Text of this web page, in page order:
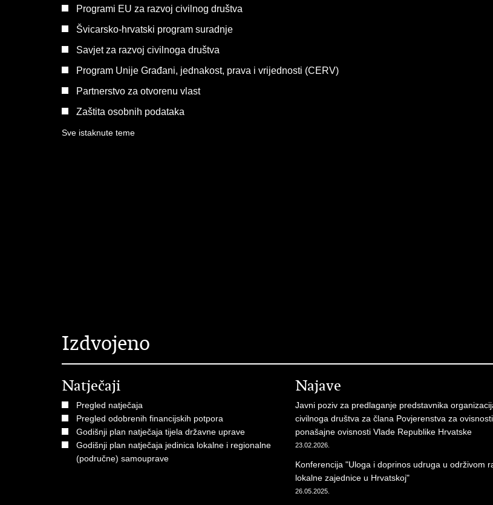
Programi EU za razvoj civilnog društva
Švicarsko-hrvatski program suradnje
Savjet za razvoj civilnoga društva
Program Unije Građani, jednakost, prava i vrijednosti (CERV)
Partnerstvo za otvorenu vlast
Zaštita osobnih podataka
Sve istaknute teme
Izdvojeno
Natječaji
Pregled natječaja
Pregled odobrenih financijskih potpora
Godišnji plan natječaja tijela državne uprave
Godišnji plan natječaja jedinica lokalne i regionalne
(područne) samouprave
Najave
Javni poziv za predlaganje predstavnika
civilnoga društva za člana Povjerenstva za
ponašajne ovisnosti Vlade Republike Hrvatske
23.02.2026.
Konferencija "Uloga i doprinos udruga u održivom
lokalne zajednice u Hrvatskoj"
26.05.2025.